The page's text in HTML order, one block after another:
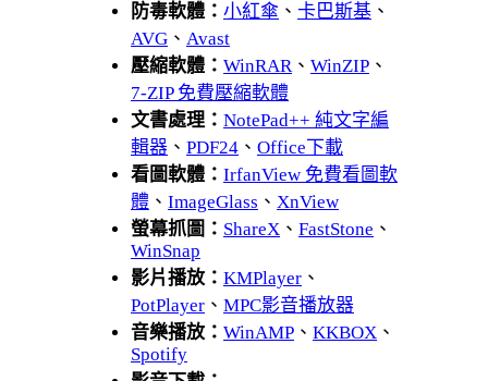
防毒軟體： 小紅傘 、 卡巴斯基 、
AVG 、 Avast
壓縮軟體： WinRAR、 WinZIP 、
7-ZIP 免費壓縮軟體
文書處理： NotePad++ 純文字編
輯器 、 PDF24 、 Office下載
看圖軟體： IrfanView 免費看圖軟
體 、 ImageGlass 、 XnView
螢幕抓圖： ShareX 、 FastStone 、
WinSnap
影片播放： KMPlayer 、
PotPlayer 、 MPC影音播放器
音樂播放： WinAMP 、 KKBOX 、
Spotify